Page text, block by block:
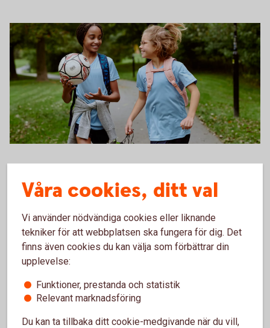
Jag vill bli
Våra cookies, ditt val
Vi använder nödvändiga cookies eller liknande
tekniker för att webbplatsen ska fungera för dig. Det
finns även cookies du kan välja som förbättrar din
upplevelse:
Funktioner, prestanda och statistik
Relevant marknadsföring
Du kan ta tillbaka ditt cookie-medgivande när du vill,